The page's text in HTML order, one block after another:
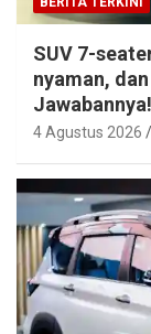
SUV 7-
nyaman,
Jawabannya!
4 Agustus 2026